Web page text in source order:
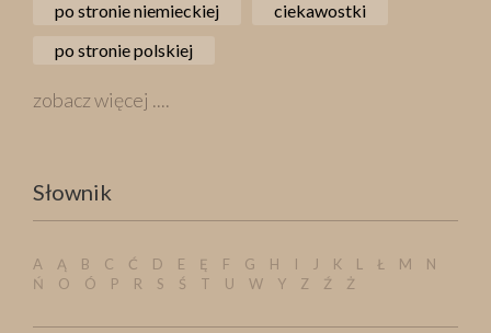
po stronie niemieckiej
ciekawostki
po stronie polskiej
zobacz więcej ....
Słownik
A Ą B C Ć D E Ę F G H I J K L Ł M N
Ń O Ó P R S Ś T U W Y Z Ź Ż